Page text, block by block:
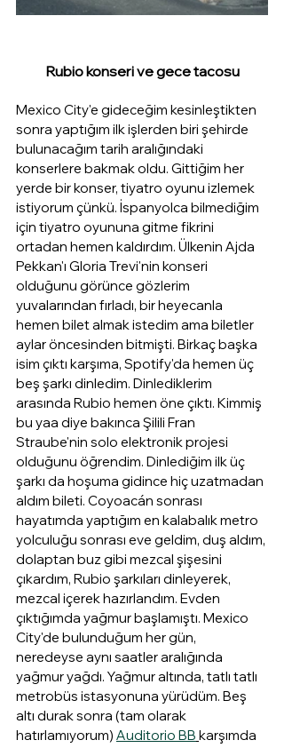
Rubio konseri ve gece tacosu
Mexico City'e gideceğim kesinleştikten
sonra yaptığım ilk işlerden biri şehirde
bulunacağım tarih aralığındaki
konserlere bakmak oldu. Gittiğim her
yerde bir konser, tiyatro oyunu izlemek
istiyorum çünkü. İspanyolca bilmediğim
için tiyatro oyununa gitme fikrini
ortadan hemen kaldırdım. Ülkenin Ajda
Pekkan'ı Gloria Trevi'nin konseri
olduğunu görünce gözlerim
yuvalarından fırladı, bir heyecanla
hemen bilet almak istedim ama biletler
aylar öncesinden bitmişti. Birkaç başka
isim çıktı karşıma, Spotify'da hemen üç
beş şarkı dinledim. Dinlediklerim
arasında Rubio hemen öne çıktı. Kimmiş
bu yaa diye bakınca Şilili Fran
Straube'nin solo elektronik projesi
olduğunu öğrendim. Dinlediğim ilk üç
şarkı da hoşuma gidince hiç uzatmadan
aldım bileti. Coyoacán sonrası
hayatımda yaptığım en kalabalık metro
yolculuğu sonrası eve geldim, duş aldım,
dolaptan buz gibi mezcal şişesini
çıkardım, Rubio şarkıları dinleyerek,
mezcal içerek hazırlandım. Evden
çıktığımda yağmur başlamıştı. Mexico
City'de bulunduğum her gün,
neredeyse aynı saatler aralığında
yağmur yağdı. Yağmur altında, tatlı tatlı
metrobüs istasyonuna yürüdüm. Beş
altı durak sonra (tam olarak
hatırlamıyorum) Auditorio BB karşımda